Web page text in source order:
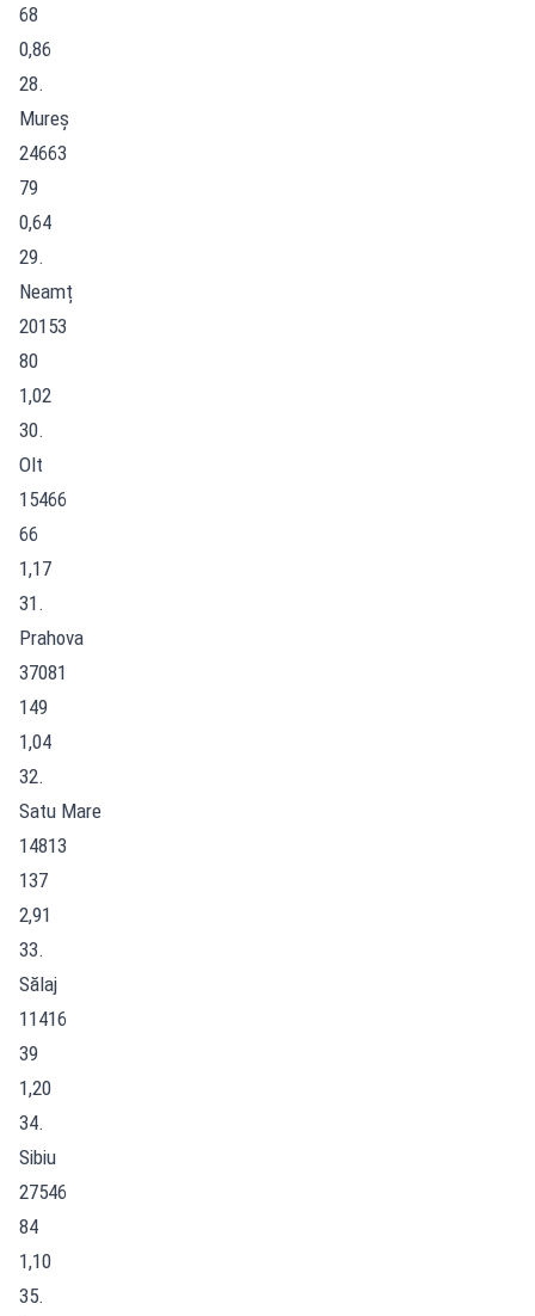
68
0,86
28.
Mureș
24663
79
0,64
29.
Neamț
20153
80
1,02
30.
Olt
15466
66
1,17
31.
Prahova
37081
149
1,04
32.
Satu Mare
14813
137
2,91
33.
Sălaj
11416
39
1,20
34.
Sibiu
27546
84
1,10
35.